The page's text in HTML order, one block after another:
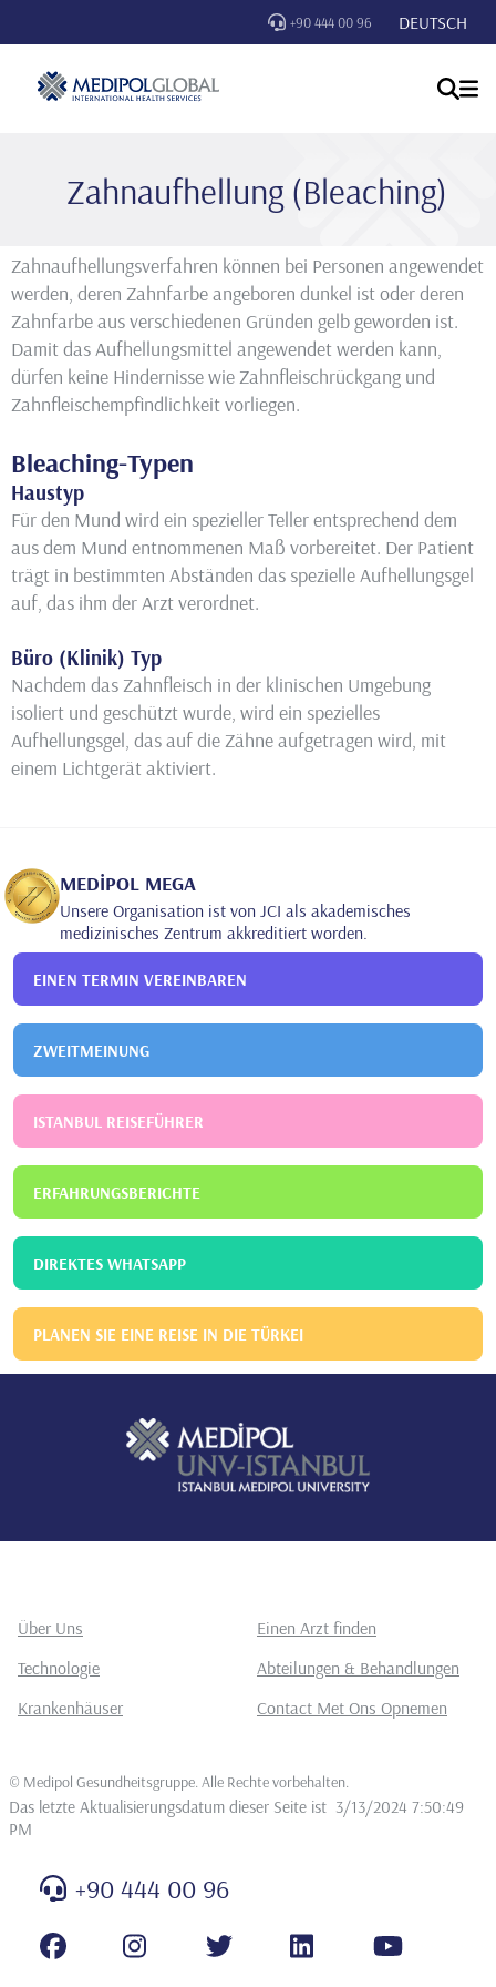
+90 444 00 96 DEUTSCH
Zahnaufhellung (Bleaching)
Zahnaufhellungsverfahren können bei Personen angewendet
werden, deren Zahnfarbe angeboren dunkel ist oder deren
Zahnfarbe aus verschiedenen Gründen gelb geworden ist.
Damit das Aufhellungsmittel angewendet werden kann,
dürfen keine Hindernisse wie Zahnfleischrückgang und
Zahnfleischempfindlichkeit vorliegen.
Bleaching-Typen
Haustyp
Für den Mund wird ein spezieller Teller entsprechend dem
aus dem Mund entnommenen Maß vorbereitet. Der Patient
trägt in bestimmten Abständen das spezielle Aufhellungsgel
auf, das ihm der Arzt verordnet.
Büro (Klinik) Typ
Nachdem das Zahnfleisch in der klinischen Umgebung
isoliert und geschützt wurde, wird ein spezielles
Aufhellungsgel, das auf die Zähne aufgetragen wird, mit
einem Lichtgerät aktiviert.
MEDİPOL MEGA
Unsere Organisation ist von JCI als akademisches
medizinisches Zentrum akkreditiert worden.
EINEN TERMIN VEREINBAREN
ZWEITMEINUNG
ISTANBUL REISEFÜHRER
ERFAHRUNGSBERICHTE
DIREKTES WHATSAPP
PLANEN SIE EINE REISE IN DIE TÜRKEI
Über Uns
Einen Arzt finden
Technologie
Abteilungen & Behandlungen
Krankenhäuser
Contact Met Ons Opnemen
© Medipol Gesundheitsgruppe. Alle Rechte vorbehalten.
Das letzte Aktualisierungsdatum dieser Seite ist 3/13/2024 7:50:49
PM
+90 444 00 96